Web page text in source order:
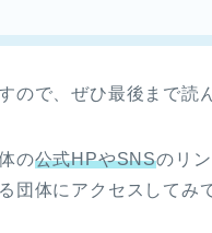
ので、ぜひ最後まで読
の公式HPやSNSのリ
団体にアクセスしてみ